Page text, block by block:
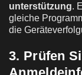
unterstützung.
gleiche
die
3. Prüfen